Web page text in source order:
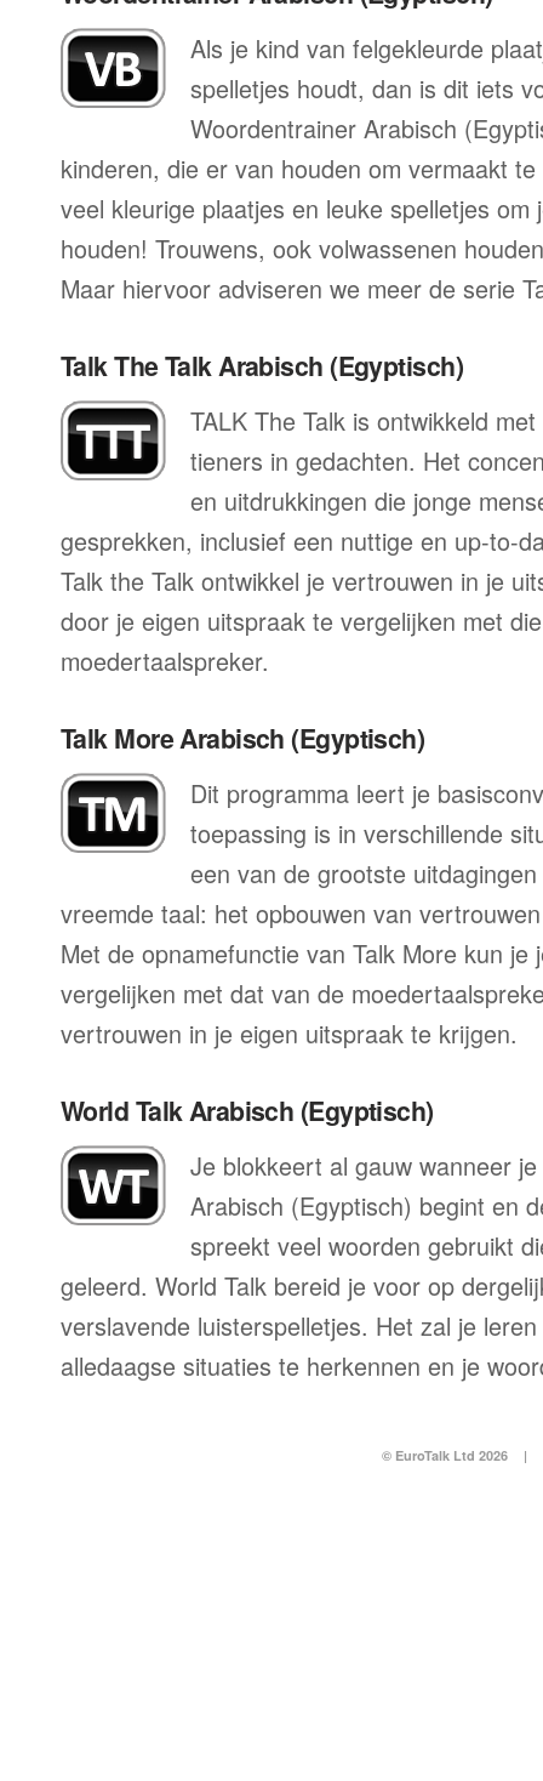
Als je kind van felgekleurde
spelletjes houdt, dan is dit iets
Woordentrainer Arabisch
kinderen, die er van houden om vermaakt
veel kleurige plaatjes en leuke spelletjes
houden! Trouwens, ook volwassenen
Maar hiervoor adviseren we meer de serie
Talk The Talk Arabisch (Egyptisch)
TALK The Talk is ontwikkeld
tieners in gedachten. Het
en uitdrukkingen die jonge
gesprekken, inclusief een nuttige en up-to-
Talk the Talk ontwikkel je vertrouwen in je
door je eigen uitspraak te vergelijken met
moedertaalspreker.
Talk More Arabisch (Egyptisch)
Dit programma leert je
toepassing is in verschillende
een van de grootste
vreemde taal: het opbouwen van
Met de opnamefunctie van Talk More kun je
vergelijken met dat van de
vertrouwen in je eigen uitspraak te krijgen.
World Talk Arabisch (Egyptisch)
Je blokkeert al gauw wanneer
Arabisch (Egyptisch) begint en
spreekt veel woorden gebruikt
geleerd. World Talk bereid je voor op
verslavende luisterspelletjes. Het zal je
alledaagse situaties te herkennen en je
© EuroTalk Ltd 2026 |